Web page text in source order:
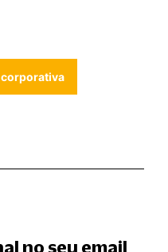
no seu email